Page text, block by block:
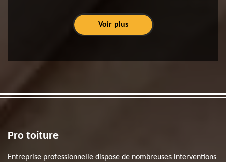
Voir plus
Pro toiture
Entreprise professionnelle dispose de nombreuses interventions